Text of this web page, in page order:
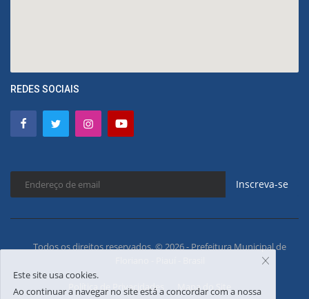
REDES SOCIAIS
Inscreva-se
Todos os direitos reservados. © 2026 - Prefeitura Municipal de
Política de Privacidades Mapa do Site
Este site usa cookies.
Ao continuar a navegar no site está a concordar com a nossa